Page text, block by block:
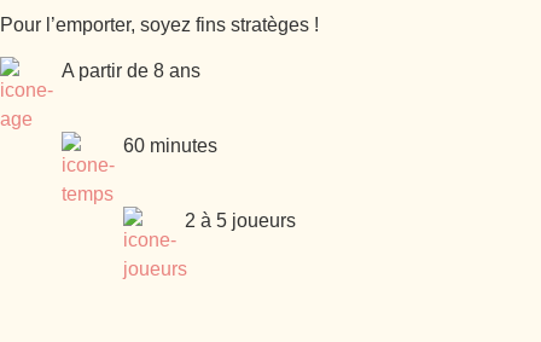
Pour l’emporter, soyez fins stratèges !
A partir de 8 ans
60 minutes
2 à 5 joueurs